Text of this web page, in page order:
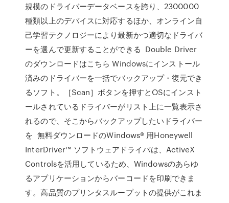
規模のドライバーデータベースを誇り、2300000
種類以上のデバイスに対応するほか、オンライン自
己学習テクノロジーにより最新かつ適切なドライバ
ーを選んで更新することができる Double Driver
のダウンロードはこちら Windowsにインストール
済みのドライバーを一括でバックアップ・復元でき
るソフト。［Scan］ボタンを押すとOSにインスト
ールされているドライバーがリスト上に一覧表示さ
れるので、そこからバックアップしたいドライバー
を 無料ダウンロードのWindows® 用Honeywell
InterDriver™ ソフトウェアドライバは、ActiveX
Controlsを活用しているため、Windowsのあらゆ
るアプリケーションからバーコードを印刷できま
す。高品質のプリンタスループットの提供がこれま